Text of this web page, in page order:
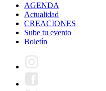
AGENDA
Actualidad
CREACIONES
Sube tu evento
Boletín